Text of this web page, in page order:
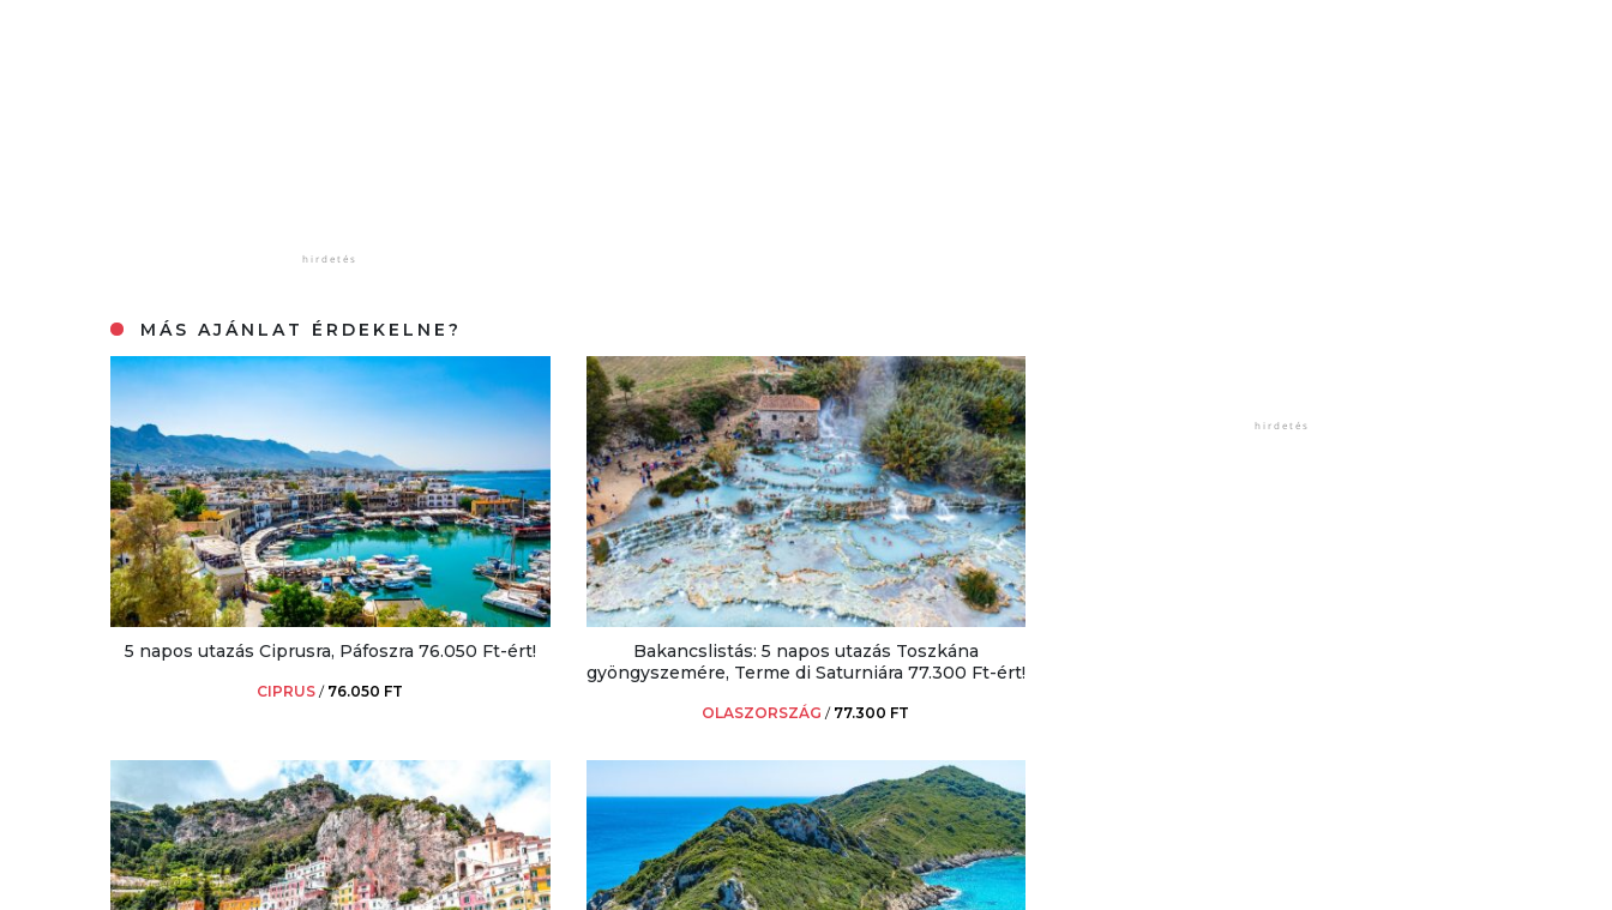
MÁS AJÁNLAT ÉRDEKELNE?
5 napos utazás Ciprusra, Páfoszra 76.050 Ft-ért!
CIPRUS / 76.050 FT
Bakancslistás: 5 napos utazás Toszkána
gyöngyszemére, Terme di Saturniára 77.300 Ft-ért!
OLASZORSZÁG / 77.300 FT